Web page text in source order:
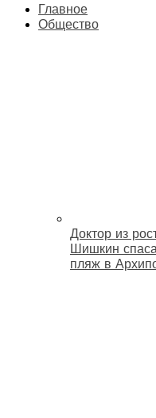
Главное
Общество
Доктор из
Шишкин
пляж в